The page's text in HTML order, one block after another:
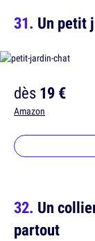
Un petit
dès19 €
Amazon
Un
partout